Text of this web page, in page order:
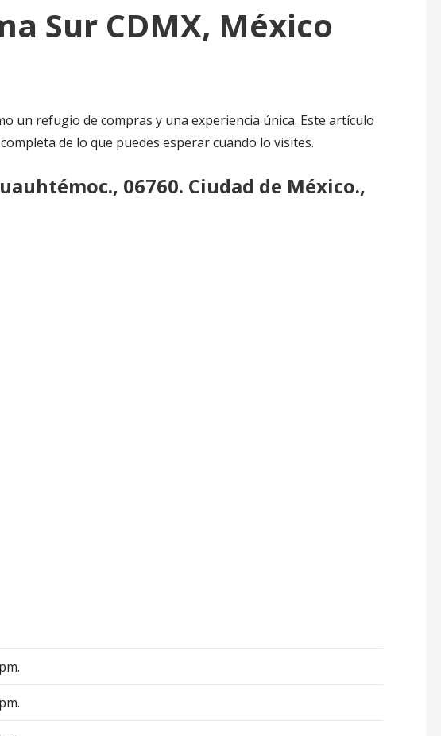
Sur CDMX, México
un refugio de compras y una experiencia única. Este artículo
de lo que puedes esperar cuando lo visites.
06760. Ciudad de México.,